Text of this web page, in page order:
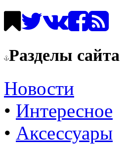
Разделы сайта
Новости
• Интересное
• Аксессуары